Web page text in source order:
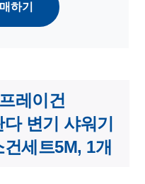
하기
레이건
변기 샤워기
세트5M, 1개